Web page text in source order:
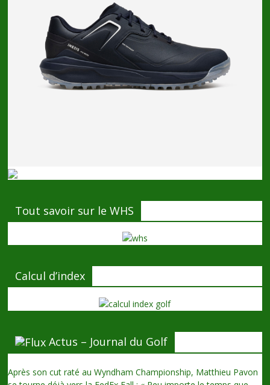
Tout savoir sur le WHS
Calcul d’index
Actus – Journal du Golf
Après son cut raté au Wyndham Championship, Matthieu Pavon